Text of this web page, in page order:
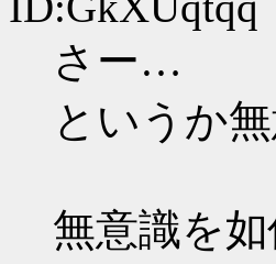
さー…
というか
無意識を